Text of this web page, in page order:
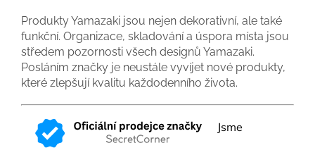
Produkty Yamazaki jsou nejen dekorativní, ale také
funkční. Organizace, skladování a úspora místa jsou
středem pozornosti všech designů Yamazaki.
Posláním značky je neustále vyvíjet nové produkty,
které zlepšují kvalitu každodenního života.
Jsme